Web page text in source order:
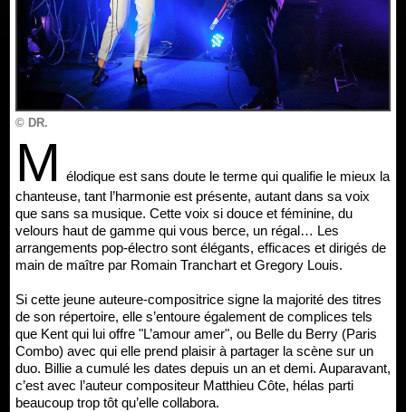
© DR.
M
élodique est sans doute le terme qui qualifie le mieux la
chanteuse, tant l’harmonie est présente, autant dans sa voix
que sans sa musique. Cette voix si douce et féminine, du
velours haut de gamme qui vous berce, un régal… Les
arrangements pop-électro sont élégants, efficaces et dirigés de
main de maître par Romain Tranchart et Gregory Louis.
Si cette jeune auteure-compositrice signe la majorité des titres
de son répertoire, elle s’entoure également de complices tels
que Kent qui lui offre "L’amour amer", ou Belle du Berry (Paris
Combo) avec qui elle prend plaisir à partager la scène sur un
duo. Billie a cumulé les dates depuis un an et demi. Auparavant,
c’est avec l’auteur compositeur Matthieu Côte, hélas parti
beaucoup trop tôt qu’elle collabora.